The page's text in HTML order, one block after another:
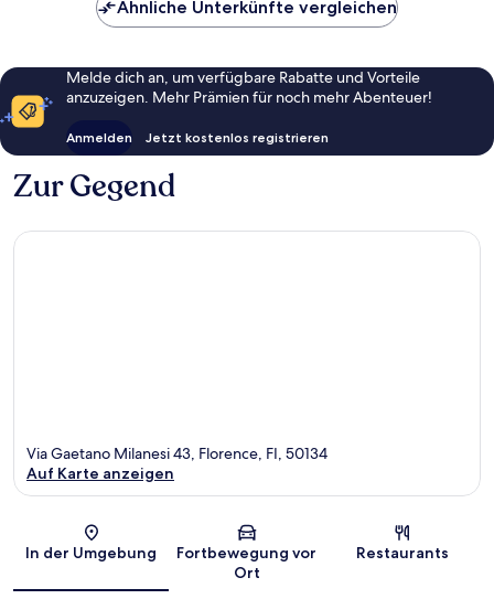
Ähnliche Unterkünfte vergleichen
Melde dich an, um verfügbare Rabatte und Vorteile
anzuzeigen. Mehr Prämien für noch mehr Abenteuer!
Anmelden Jetzt kostenlos registrieren
Zur Gegend
Karte
Via Gaetano Milanesi 43, Florence, FI, 50134
Auf Karte anzeigen
In der Umgebung
Fortbewegung vor
Ort
Restaurants